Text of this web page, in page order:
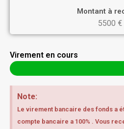
Montant à
5500 €
Virement en cours
Note:
Le virement bancaire des fonds a
compte bancaire a 100% . Vous